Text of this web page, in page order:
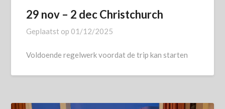
29 nov – 2 dec Christchurch
Geplaatst op 01/12/2025
Voldoende regelwerk voordat de trip kan starten